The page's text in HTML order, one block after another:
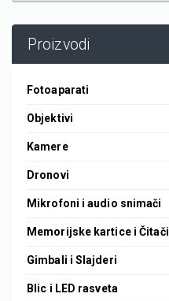
Proizvodi
Fotoaparati
Objektivi
Kamere
Dronovi
Mikrofoni i audio snimači
Memorijske kartice i Čitači
Gimbali i Slajderi
Blic i LED rasveta